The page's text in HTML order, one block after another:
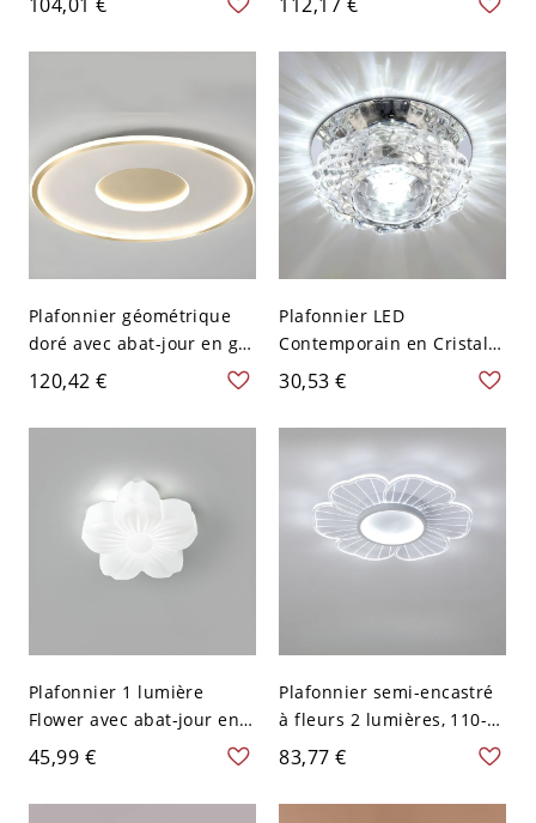
120 V Gradation à trois
niveaux Ovale
Blanc 110 V-120 V
Gradation à trois niveaux
Plafonnier géométrique
doré avec abat-jour en gel
de silice blanc pour
intérieur - 110 V-120 V
46,99 cm Rond Blanc
120,42 €
Plafonnier LED
Contemporain en Cristal
Transparent en Forme de
Fleur Luminaire Encastré
pour Salon - 110 V-120 V
Transparent Blanc
30,53 €
Plafonnier 1 lumière
Flower avec abat-jour en
polymère crayeux, câblage
fixe - 110 V-120 V 15,24 cm
45,99 €
Plafonnier semi-encastré
à fleurs 2 lumières, 110-
120 V, 16,5", lumière
blanche
83,77 €